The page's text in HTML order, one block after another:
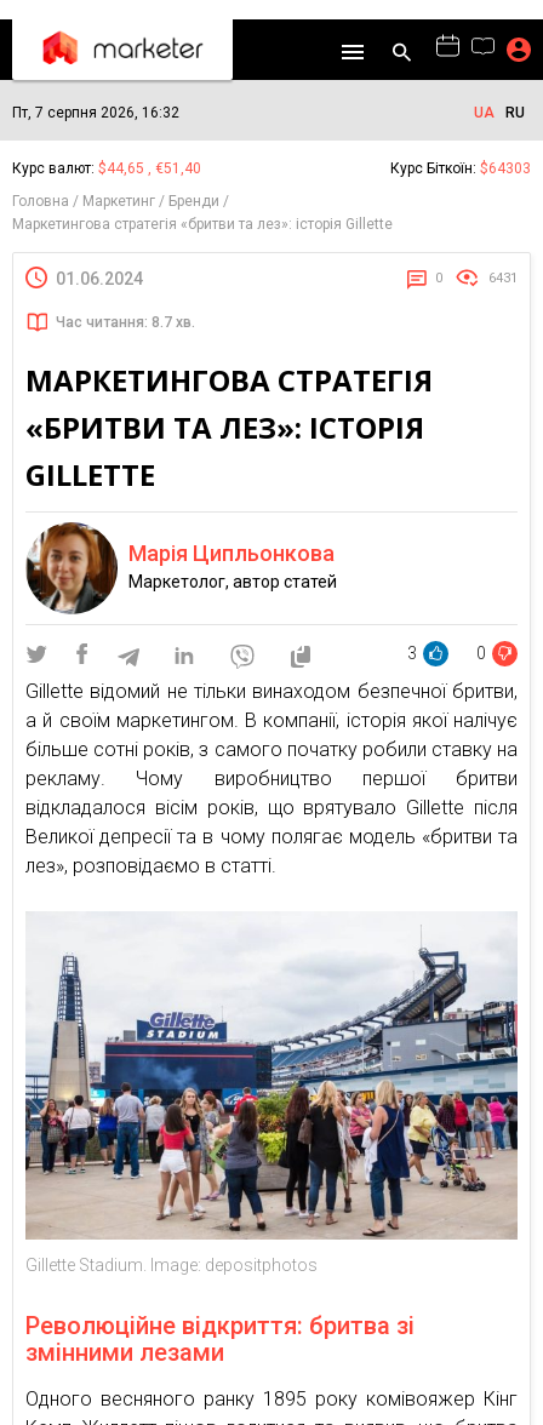
Пт, 7 серпня 2026, 16:32 UA RU
Курс валют: $44,65 , €51,40 Курс Біткоїн: $64303
Головна
Маркетинг
Бренди
Маркетингова стратегія «бритви та лез»: історія Gillette
01.06.2024 0 6431
Час читання: 8.7 хв.
МАРКЕТИНГОВА СТРАТЕГІЯ
«БРИТВИ ТА ЛЕЗ»: ІСТОРІЯ
GILLETTE
Марія Ципльонкова
Маркетолог, автор статей
3 0
Gillette відомий не тільки винаходом безпечної бритви,
а й своїм маркетингом. В компанії, історія якої налічує
більше сотні років, з самого початку робили ставку на
рекламу. Чому виробництво першої бритви
відкладалося вісім років, що врятувало Gillette після
Великої депресії та в чому полягає модель «бритви та
лез», розповідаємо в статті.
Gillette Stadium. Image: depositphotos
Революційне відкриття: бритва зі
змінними лезами
Одного весняного ранку 1895 року комівояжер Кінг